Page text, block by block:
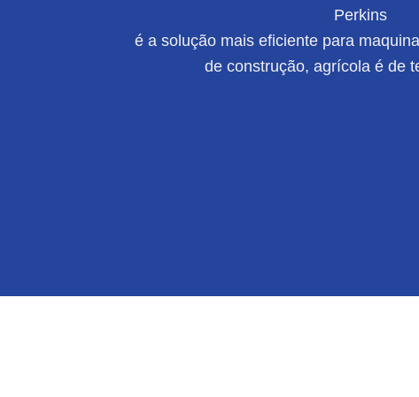
Perkins
é a solução mais eficiente para
de construção, agrícola é de